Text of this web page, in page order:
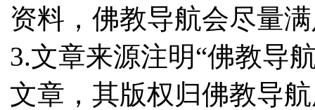
资料，佛教导航会尽量
3.文章来源注明“佛教导
文章，其版权归佛教导